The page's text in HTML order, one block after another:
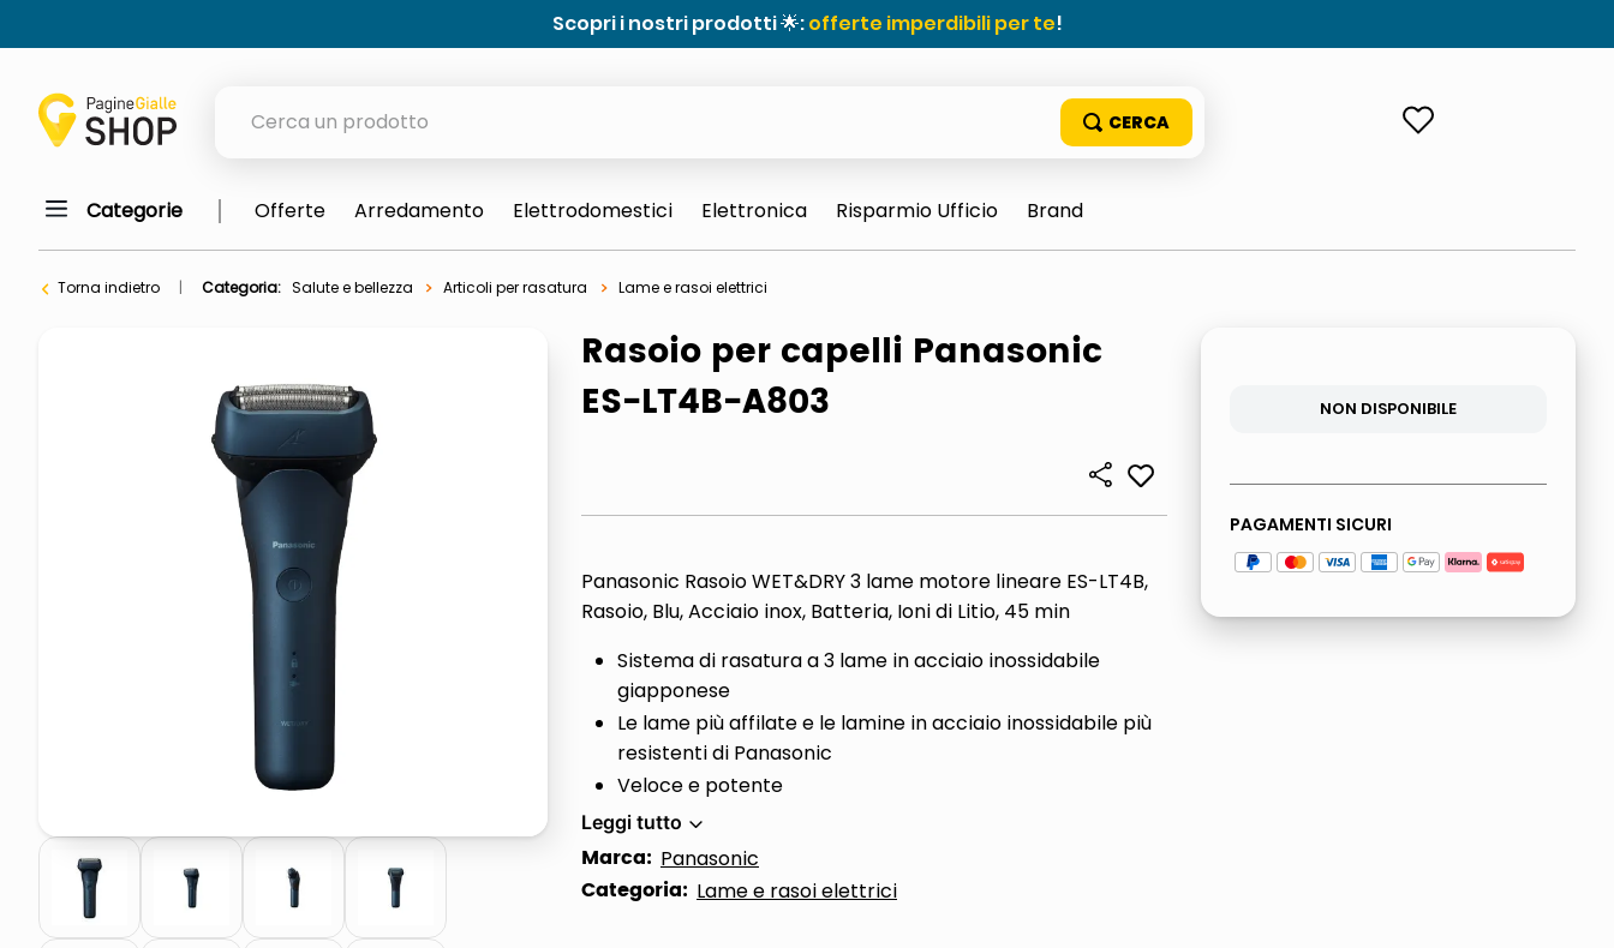
Scopri i nostri prodotti 🌟:offerte imperdibili per te!
meme
italia independent occhiali sole 0703 thin rotondo sun
astuccio oxford
lucidatrice pavimenti
pattumiera raccolta differenziata
asciuga capelli spazzola
Categorie Offerte Arredamento Elettrodomestici Elettronica Risparmio Ufficio Brand
Torna indietro Categoria: Salute e bellezza Articoli per rasatura Lame e rasoi elettrici
Rasoio per capelli Panasonic
ES-LT4B-A803
Panasonic Rasoio WET&DRY 3 lame motore lineare ES-LT4B,
Rasoio, Blu, Acciaio inox, Batteria, Ioni di Litio, 45 min
Sistema di rasatura a 3 lame in acciaio inossidabile
giapponese
Le lame più affilate e le lamine in acciaio inossidabile più
resistenti di Panasonic
Veloce e potente
Leggi tutto
Marca: Panasonic
Categoria: Lame e rasoi elettrici
NON DISPONIBILE
PAGAMENTI SICURI